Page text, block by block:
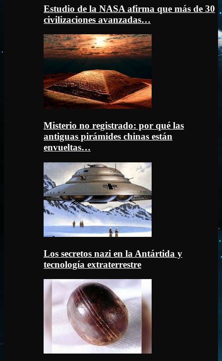
Estudio de la NASA afirma que más de 30
civilizaciones avanzadas…
Misterio no registrado: por qué las
antiguas pirámides chinas están
envueltas…
Los secretos nazi en la Antártida y
tecnología extraterrestre